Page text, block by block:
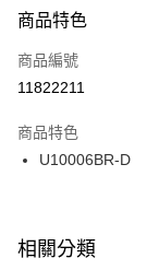
３．安心：先確認商品
【「AFTEE先享後付」
１．於結帳方式選擇
２．訂單成立數日內，
３．收到繳費通知簡
ATM／網路銀行／等
※ 交易是否成功請以「
是否繳費成功／繳費
每筆NT$100，滿
宅配
每筆NT$100，滿
付款後門市自取
每筆NT$100，滿
商品特色
商品編號
11822211
商品特色
U10006BR-D
相關分類